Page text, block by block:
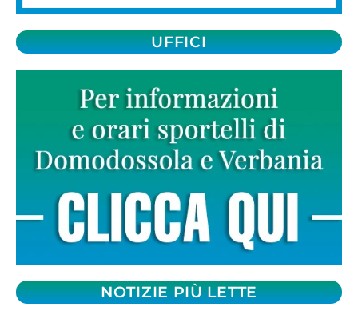
UFFICI
NOTIZIE PIÙ LETTE